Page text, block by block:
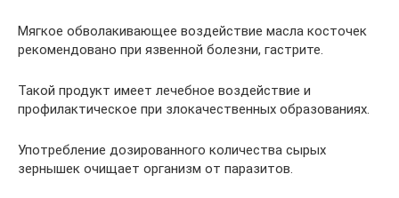
Мягкое обволакивающее воздействие масла косточек
рекомендовано при язвенной болезни, гастрите.
Такой продукт имеет лечебное воздействие и
профилактическое при злокачественных образованиях.
Употребление дозированного количества сырых
зернышек очищает организм от паразитов.